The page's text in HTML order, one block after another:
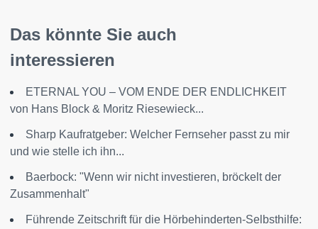
Das könnte Sie auch
interessieren
ETERNAL YOU – VOM ENDE DER ENDLICHKEIT
von Hans Block & Moritz Riesewieck...
Sharp Kaufratgeber: Welcher Fernseher passt zu mir
und wie stelle ich ihn...
Baerbock: "Wenn wir nicht investieren, bröckelt der
Zusammenhalt"
Führende Zeitschrift für die Hörbehinderten-Selbsthilfe: